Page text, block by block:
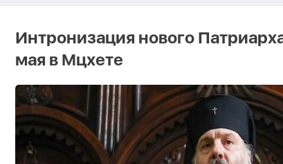
Интронизация нового
мая в Мцхете